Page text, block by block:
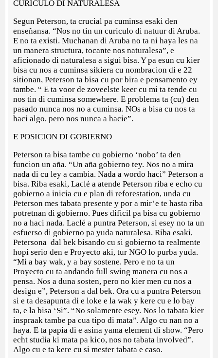
CURICULO DI NATURALESA
Segun Peterson, ta crucial pa cuminsa esaki den
enseñansa. “Nos no tin un curiculo di natuur di Aruba.
E no ta existi. Muchanan di Aruba no ta ni haya les na
un manera structura, tocante nos naturalesa”, e
aficionado di naturalesa a sigui bisa. Y pa esun cu kier
bisa cu nos a cuminsa sikiera cu nombracion di e 22
sitionan, Peterson ta bisa cu por bira e pensamento ey
tambe. “ E ta voor de zoveelste keer cu mi ta tende cu
nos tin di cuminsa somewhere. E problema ta (cu) den
pasado nunca nos no a cuminsa. NOs a bisa cu nos ta
haci algo, pero nos nunca a hacie”.
E POSICION DI GOBIERNO
Peterson ta bisa tambe cu gobierno ‘nobo’ ta den
funcion un aña. “Un aña gobierno tey. Nos no a mira
nada di cu ley a cambia. Nada a wordo haci” Peterson a
bisa. Riba esaki, Laclé a atende Peterson riba e echo cu
gobierno a inicia cu e plan di reforestation, unda cu
Peterson mes tabata presente y por a mir’e te hasta riba
potretnan di gobierno. Pues dificil pa bisa cu gobierno
no a haci nada. Laclé a puntra Peterson, si esey no ta un
esfuerso di gobierno pa yuda naturalesa. Riba esaki,
Petersona dal bek bisando cu si gobierno ta realmente
hopi serio den e Proyecto aki, tur NGO lo purba yuda.
“Mi a bay wak, y a bay sostene. Pero e no ta un
Proyecto cu ta andando full swing manera cu nos a
pensa. Nos a duna sosten, pero no kier men cu nos a
design e”, Peterson a dal bek. Ora cu a puntra Peterson
si e ta desapunta di e loke e la wak y kere cu e lo bay
ta, e la bisa ‘Si”. “No solamente esey. Nos lo tabata kier
inspraak tambe pa cua tipo di mata”. Algo cu nan no a
haya. E ta papia di e asina yama element di show. “Pero
echt studia ki mata pa kico, nos no tabata involved”.
Algo cu e ta kere cu si mester tabata e caso.